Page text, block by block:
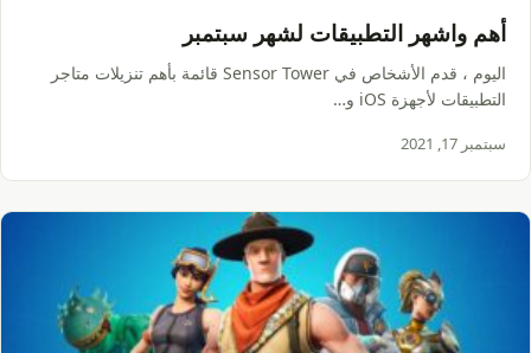
أهم واشهر التطبيقات لشهر سبتمبر
اليوم ، قدم الأشخاص في Sensor Tower قائمة بأهم تنزيلات متاجر
التطبيقات لأجهزة iOS و…
سبتمبر 17, 2021